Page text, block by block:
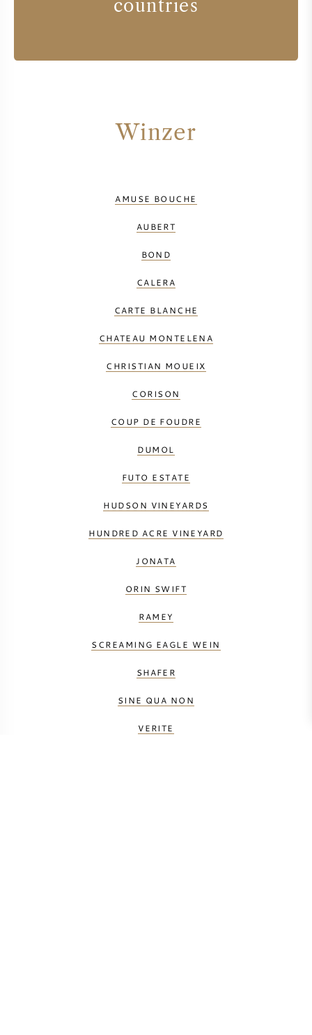
countries
Winzer
AMUSE BOUCHE
AUBERT
BOND
CALERA
CARTE BLANCHE
CHATEAU MONTELENA
CHRISTIAN MOUEIX
CORISON
COUP DE FOUDRE
DUMOL
FUTO ESTATE
HUDSON VINEYARDS
HUNDRED ACRE VINEYARD
JONATA
ORIN SWIFT
RAMEY
SCREAMING EAGLE WEIN
SHAFER
SINE QUA NON
VERITE